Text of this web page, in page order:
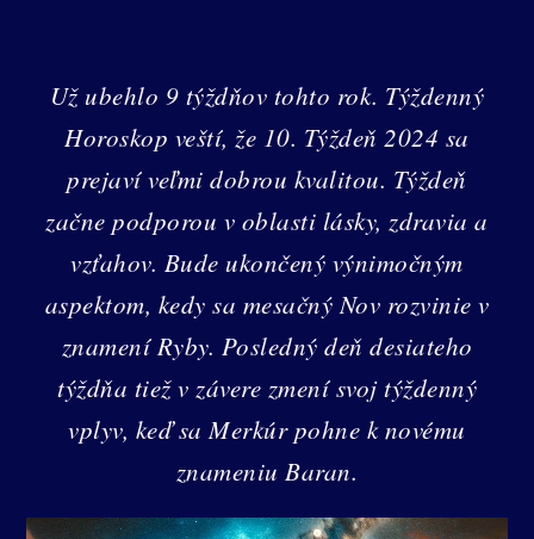
Už ubehlo 9 týždňov tohto rok. Týždenný
Horoskop veští, že 10. Týždeň 2024 sa
prejaví veľmi dobrou kvalitou. Týždeň
začne podporou v oblasti lásky, zdravia a
vzťahov. Bude ukončený výnimočným
aspektom, kedy sa mesačný Nov rozvinie v
znamení Ryby. Posledný deň desiateho
týždňa tiež v závere zmení svoj týždenný
vplyv, keď sa Merkúr pohne k novému
znameniu Baran.